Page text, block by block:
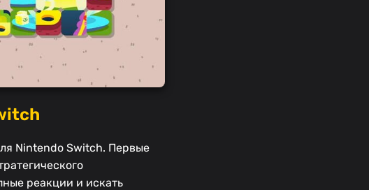
Nintendo Switch. Первые
реакции и искать